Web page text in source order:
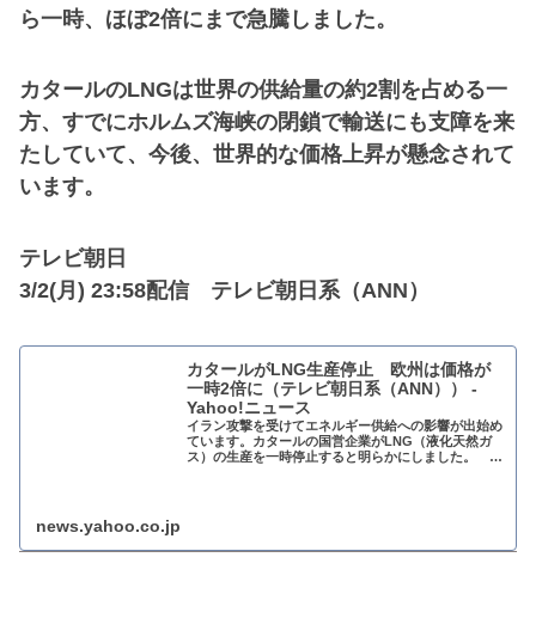
ら一時、ほぼ2倍にまで急騰しました。
カタールのLNGは世界の供給量の約2割を占める一
方、すでにホルムズ海峡の閉鎖で輸送にも支障を来
たしていて、今後、世界的な価格上昇が懸念されて
います。
テレビ朝日
3/2(月) 23:58配信 テレビ朝日系（ANN）
カタールがLNG生産停止 欧州は価格が
一時2倍に（テレビ朝日系（ANN）） -
Yahoo!ニュース
イラン攻撃を受けてエネルギー供給への影響が出始め
ています。カタールの国営企業がLNG（液化天然ガ
ス）の生産を一時停止すると明らかにしました。 国
news.yahoo.co.jp